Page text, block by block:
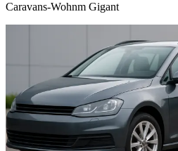
Caravans-Wohnm Gigant